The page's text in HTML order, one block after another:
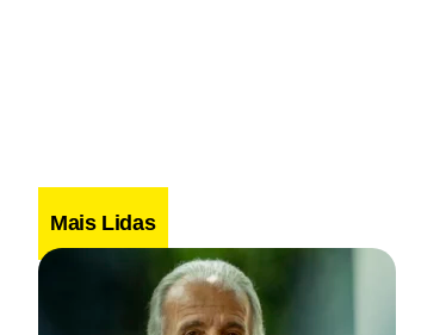
Mais Lidas